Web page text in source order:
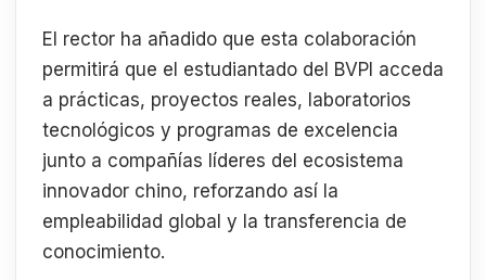
El rector ha añadido que esta colaboración
permitirá que el estudiantado del BVPI acceda
a prácticas, proyectos reales, laboratorios
tecnológicos y programas de excelencia
junto a compañías líderes del ecosistema
innovador chino, reforzando así la
empleabilidad global y la transferencia de
conocimiento.